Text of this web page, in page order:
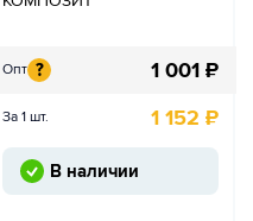
Опт ? 1 001 ₽
За 1 шт. 1 152 ₽
В наличии